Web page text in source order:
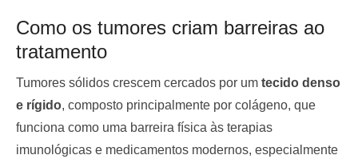
Como os tumores criam barreiras ao
tratamento
Tumores sólidos crescem cercados por um tecido denso
e rígido, composto principalmente por colágeno, que
funciona como uma barreira física às terapias
imunológicas e medicamentos modernos, especialmente